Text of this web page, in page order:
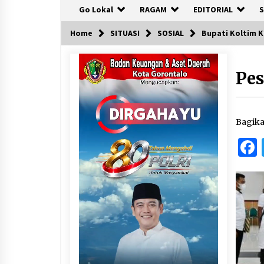
Go Lokal RAGAM EDITORIAL
Home SITUASI SOSIAL Bupati Koltim